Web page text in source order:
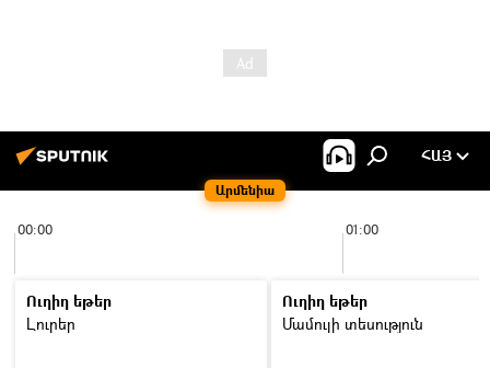
Արմենիա
ՀԱՅ
00:00 01:00
Ուղիղ եթեր
Լուրեր
Ուղիղ եթեր
Մամուլի տեսություն